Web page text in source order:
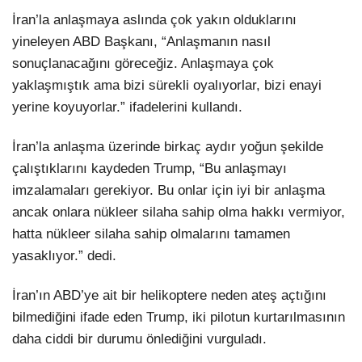
İran’la anlaşmaya aslında çok yakın olduklarını
yineleyen ABD Başkanı, “Anlaşmanın nasıl
sonuçlanacağını göreceğiz. Anlaşmaya çok
yaklaşmıştık ama bizi sürekli oyalıyorlar, bizi enayi
yerine koyuyorlar.” ifadelerini kullandı.
İran’la anlaşma üzerinde birkaç aydır yoğun şekilde
çalıştıklarını kaydeden Trump, “Bu anlaşmayı
imzalamaları gerekiyor. Bu onlar için iyi bir anlaşma
ancak onlara nükleer silaha sahip olma hakkı vermiyor,
hatta nükleer silaha sahip olmalarını tamamen
yasaklıyor.” dedi.
İran’ın ABD’ye ait bir helikoptere neden ateş açtığını
bilmediğini ifade eden Trump, iki pilotun kurtarılmasının
daha ciddi bir durumu önlediğini vurguladı.